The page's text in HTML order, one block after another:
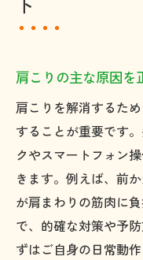
肩こりの主な原因を
肩こりを解消するた
することが重要です
クやスマートフォン
きます。例えば、前
が肩まわりの筋肉に
で、的確な対策や予
ずはご自身の日常動